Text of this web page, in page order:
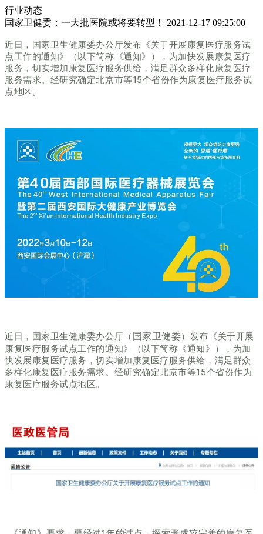
行业动态
国家卫健委：一大批医院或将要转型！ 2021-12-17 09:25:00
近日，国家卫生健康委办公厅发布《关于开展康复医疗服务试
点工作的通知》（以下简称《通知》），为加快发展康复医疗
服务，切实增加康复医疗服务供给，满足群众多样化康复医疗
服务需求。经研究确定北京市等15个省份作为康复医疗服务试
点地区。
近日，国家卫生健康委办公厅（ 国家卫健委）发布《关于开展
康复医疗服务试点工作的通知》（以下简称《通知》），为加
快发展康复医疗服务，切实增加康复医疗服务供给，满足群众
多样化康复医疗服务需求。经研究确定北京市等15个省份作为
康复医疗服务试点地区。